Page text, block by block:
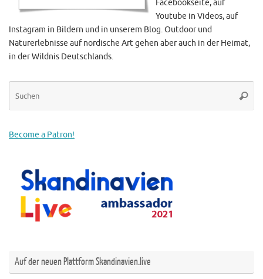
Facebookseite, auf
Youtube in Videos, auf
Instagram in Bildern und in unserem Blog. Outdoor und
Naturerlebnisse auf nordische Art gehen aber auch in der Heimat,
in der Wildnis Deutschlands.
Become a Patron!
Auf der neuen Plattform Skandinavien.live